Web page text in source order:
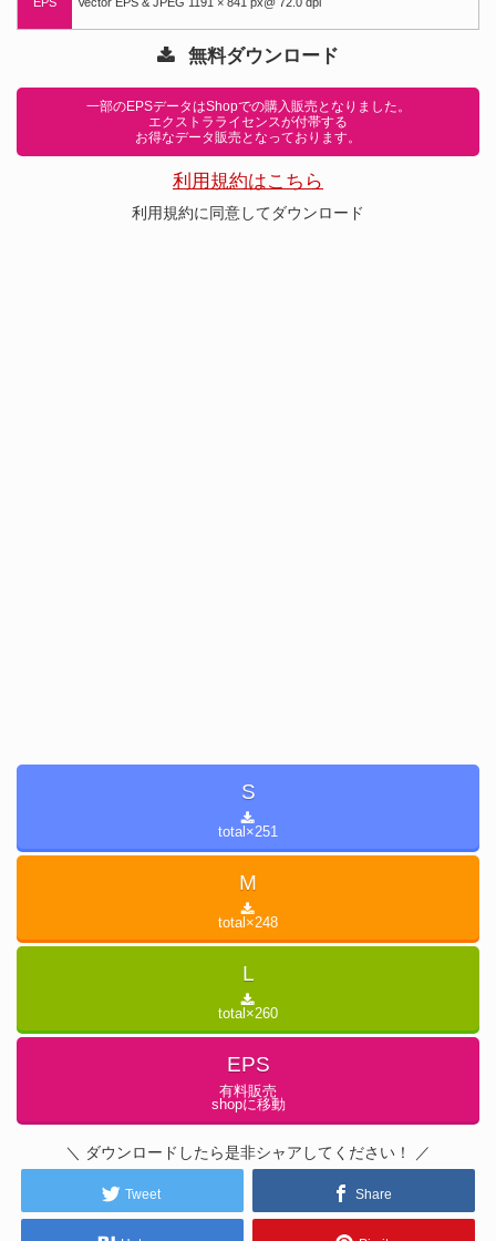
無料ダウンロード
一部のEPSデータはShopでの購入販売となりました。
エクストラライセンスが付帯する
お得なデータ販売となっております。
利用規約はこちら
利用規約に同意してダウンロード
S
total×251
M
total×248
L
total×260
EPS
有料販売
shopに移動
＼ ダウンロードしたら是非シャアしてください！ ／
Tweet Share